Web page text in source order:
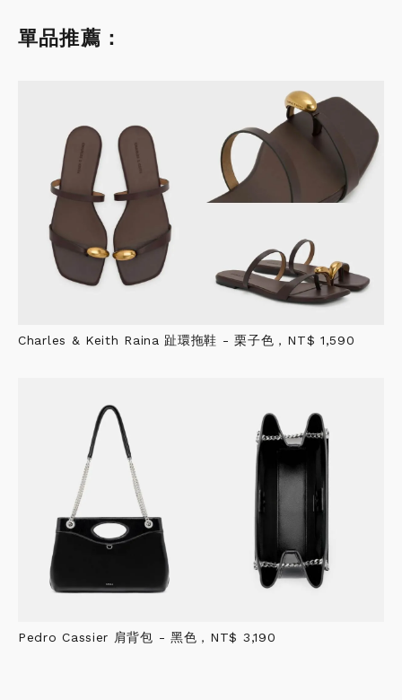
單品推薦：
Charles & Keith Raina 趾環拖鞋 - 栗子色，NT$ 1,590
Pedro Cassier 肩背包 - 黑色，NT$ 3,190